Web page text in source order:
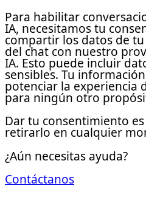
Para habilitar
IA, necesitamos tu
compartir los datos de
del chat con nuestro
IA. Esto puede incluir
sensibles. Tu
potenciar la experiencia
para ningún otro
Dar tu consentimiento
retirarlo en cualquier
¿Aún necesitas ayuda?
Contáctanos